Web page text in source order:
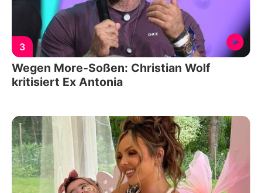
3
Wegen More-Soßen: Christian Wolf
kritisiert Ex Antonia